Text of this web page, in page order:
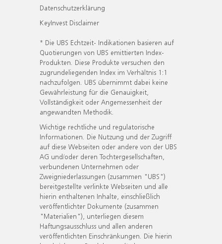
Datenschutzerklärung
KeyInvest Disclaimer
* Die UBS Echtzeit- Indikationen basieren auf
Quotierungen von UBS emittierten Index-
Produkten. Diese Produkte versuchen den
zugrundeliegenden Index im Verhältnis 1:1
nachzufolgen. UBS übernimmt dabei keine
Gewährleistung für die Genauigkeit,
Vollständigkeit oder Angemessenheit der
angewandten Methodik.
Wichtige rechtliche und regulatorische
Informationen. Die Nutzung und der Zugriff
auf diese Webseiten oder andere von der UBS
AG und/oder deren Tochtergesellschaften,
verbundenen Unternehmen oder
Zweigniederlassungen (zusammen "UBS")
bereitgestellte verlinkte Webseiten und alle
hierin enthaltenen Inhalte, einschließlich
veröffentlichter Dokumente (zusammen
"Materialien"), unterliegen diesem
Haftungsausschluss und allen anderen
veröffentlichten Einschränkungen. Die hierin